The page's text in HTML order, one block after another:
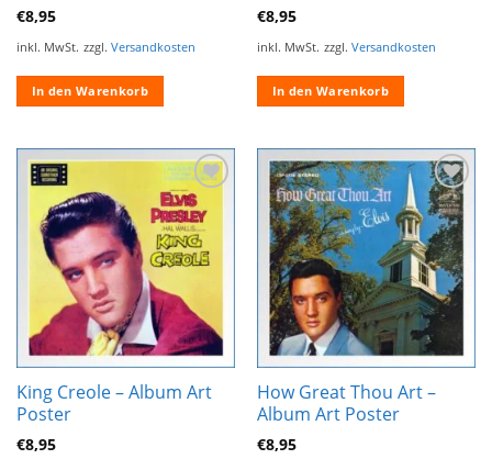
€8,95
inkl. MwSt. zzgl. Versandkosten
In den Warenkorb
€8,95
inkl. MwSt. zzgl. Versandkosten
In den Warenkorb
Zur
Wunschliste
hinzufügen
King Creole – Album Art
Poster
€8,95
Zur
Wunschliste
hinzufügen
How Great Thou Art –
Album Art Poster
€8,95